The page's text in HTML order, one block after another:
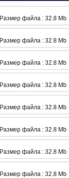
Размер файла : 32.8 Mb
Размер файла : 32.8 Mb
Размер файла : 32.8 Mb
Размер файла : 32.8 Mb
Размер файла : 32.8 Mb
Размер файла : 32.8 Mb
Размер файла : 32.8 Mb
Размер файла : 32.8 Mb